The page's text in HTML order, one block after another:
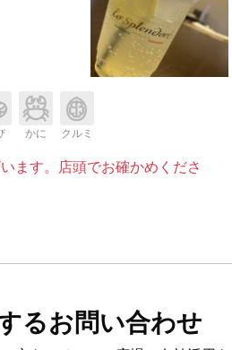
かに クルミ
ます。店頭でお確かめくださ
るお問い合わせ